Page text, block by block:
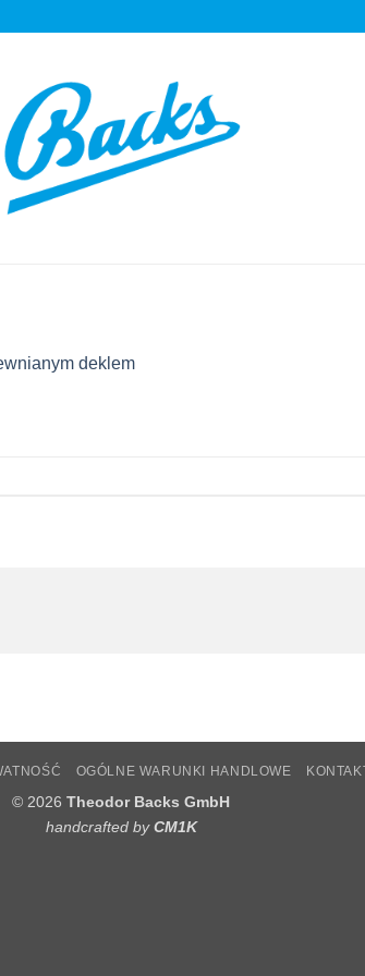
deklem
OGÓLNE WARUNKI HANDLOWE
© 2026 Theodor Backs GmbH
handcrafted byCM1K